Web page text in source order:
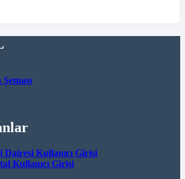
Kullanıcı Girişi
Kullanıcı Girişi